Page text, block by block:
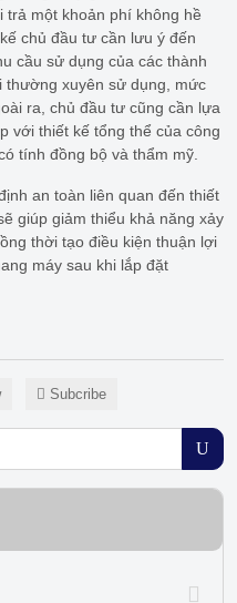
trả một khoản phí không hề
chủ đầu tư cần lưu ý đến
cầu sử dụng của các thành
xuyên sử dụng, mức
ra, chủ đầu tư cũng cần lựa
với thiết kế tổng thể của công
tính đồng bộ và thẩm mỹ.
an toàn liên quan đến thiết
giúp giảm thiểu khả năng xảy
thời tạo điều kiện thuận lợi
máy sau khi lắp đặt
Subcribe